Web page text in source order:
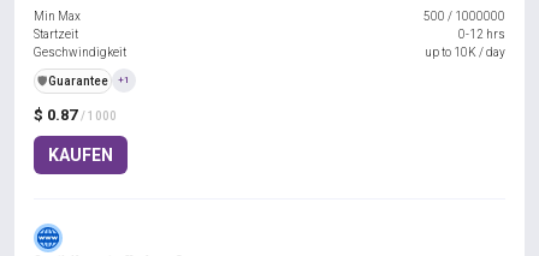
$ 0.87 / 1000
KAUFEN
Min Max
500 / 1000000
Startzeit
0-12 hrs
Geschwindigkeit
up to 10K / day
️🛡️Guarantee +1